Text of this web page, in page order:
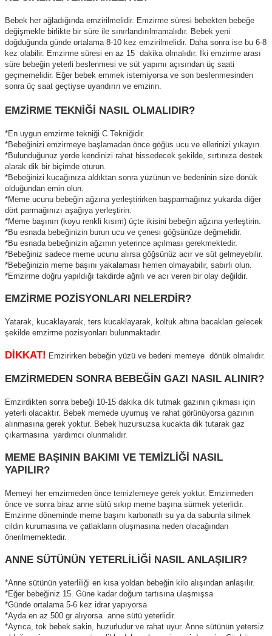
Bebek her ağladığında emzirilmelidir. Emzirme süresi bebekten bebeğe
değişmekle birlikte bir süre ile sınırlandırılmamalıdır. Bebek yeni
doğduğunda günde ortalama 8-10 kez emzirilmelidir. Daha sonra ise bu 6-8
kez olabilir. Emzirme süresi en az 15 dakika olmalıdır. İki emzirme arası
süre bebeğin yeterli beslenmesi ve süt yapımı açısından üç saati
geçmemelidir. Eğer bebek emmek istemiyorsa ve son beslenmesinden
sonra üç saat geçtiyse uyandırın ve emzirin.
EMZİRME TEKNİĞİ NASIL OLMALIDIR?
*En uygun emzirme tekniği C Tekniğidir.
*Bebeğinizi emzirmeye başlamadan önce göğüs ucu ve ellerinizi yıkayın.
*Bulunduğunuz yerde kendinizi rahat hissedecek şekilde, sırtınıza destek
alarak dik bir biçimde oturun.
*Bebeğinizi kucağınıza aldıktan sonra yüzünün ve bedeninin size dönük
olduğundan emin olun.
*Meme ucunu bebeğin ağzına yerleştirirken başparmağınız yukarda diğer
dört parmağınızı aşağıya yerleştirin.
*Meme başının (koyu renkli kısım) üçte ikisini bebeğin ağzına yerleştirin.
*Bu esnada bebeğinizin burun ucu ve çenesi göğsünüze değmelidir.
*Bu esnada bebeğinizin ağzının yeterince açılması gerekmektedir.
*Bebeğiniz sadece meme ucunu alırsa göğsünüz acır ve süt gelmeyebilir.
*Bebeğinizin meme başını yakalaması hemen olmayabilir, sabırlı olun.
*Emzirme doğru yapıldığı takdirde ağrılı ve acı veren bir olay değildir.
EMZİRME POZİSYONLARI NELERDİR?
Yatarak, kucaklayarak, ters kucaklayarak, koltuk altına bacakları gelecek
şekilde emzirme pozisyonları bulunmaktadır.
DİKKAT! Emzirirken bebeğin yüzü ve bedeni memeye dönük olmalıdır.
EMZİRMEDEN SONRA BEBEĞİN GAZI NASIL ALINIR?
Emzirdikten sonra bebeği 10-15 dakika dik tutmak gazının çıkması için
yeterli olacaktır. Bebek memede uyumuş ve rahat görünüyorsa gazının
alınmasına gerek yoktur. Bebek huzursuzsa kucakta dik tutarak gaz
çıkarmasına yardımcı olunmalıdır.
MEME BAŞININ BAKIMI VE TEMİZLİĞİ NASIL
YAPILIR?
Memeyi her emzirmeden önce temizlemeye gerek yoktur. Emzirmeden
önce ve sonra biraz anne sütü sıkıp meme başına sürmek yeterlidir.
Emzirme döneminde meme başını karbonatlı su ya da sabunla silmek
cildin kurumasına ve çatlakların oluşmasına neden olacağından
önerilmemektedir.
ANNE SÜTÜNÜN YETERLİLİĞİ NASIL ANLAŞILIR?
*Anne sütünün yeterliliği en kısa yoldan bebeğin kilo alışından anlaşılır.
*Eğer bebeğiniz 15. Güne kadar doğum tartısına ulaşmışsa
*Günde ortalama 5-6 kez idrar yapıyorsa
*Ayda en az 500 gr alıyorsa anne sütü yeterlidir.
*Ayrıca, tok bebek sakin, huzurludur ve rahat uyur. Anne sütünün yetersiz